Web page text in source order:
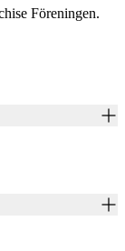
Föreningen.